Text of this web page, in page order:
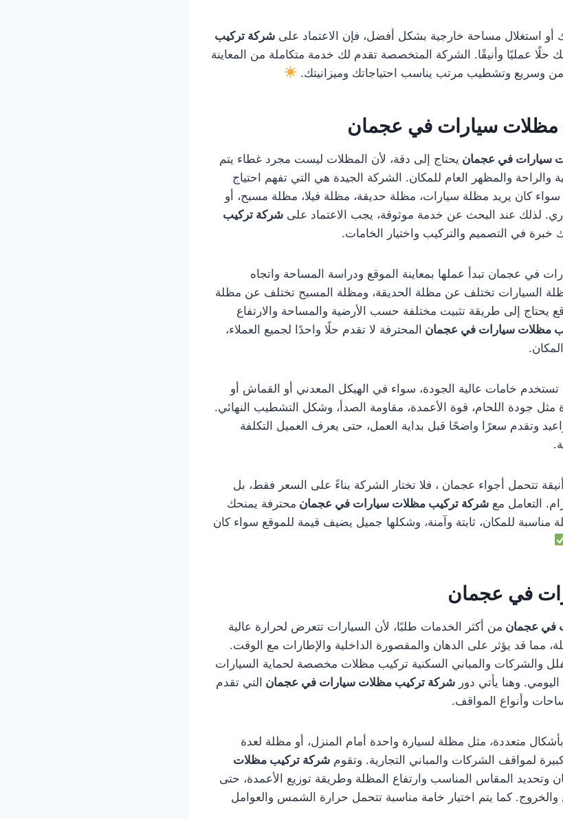
استغلال مساحة خارجية بشكل أفضل، فإن الاعتماد على شركة تركيب
حلًا عمليًا وأنيقًا. الشركة المتخصصة تقدم لك خدمة متكاملة من المعاينة
آمن وسريع وتشطيب مرتب يناسب احتياجاتك وميزانيتك.
سيارات في عجمان
سيارات في عجمان يحتاج إلى دقة، لأن المظلات ليست مجرد غطاء يتم
والراحة والمظهر العام للمكان. الشركة الجيدة هي التي تفهم احتياج
كان يريد مظلة سيارات، مظلة حديقة، مظلة فيلا، مظلة مسبح، أو
لذلك عند البحث عن خدمة موثوقة، يجب الاعتماد على شركة تركيب
خبرة في التصميم والتركيب واختيار الخامات.
في عجمان تبدأ عملها بمعاينة الموقع ودراسة المساحة واتجاه
السيارات تختلف عن مظلة الحديقة، ومظلة المسبح تختلف عن مظلة
يحتاج إلى طريقة تثبيت مختلفة حسب الأرضية والمساحة والارتفاع
مظلات سيارات في عجمان المحترفة لا تقدم حلًا واحدًا لجميع العملاء،
تستخدم خامات عالية الجودة، سواء في الهيكل المعدني أو القماش أو
مثل جودة اللحام، قوة الأعمدة، مقاومة الصدأ، وشكل التشطيب النهائي.
وتقدم سعرًا واضحًا قبل بداية العمل، حتى يعرف العميل التكلفة
تتحمل أجواء عجمان ، فلا تختار الشركة بناءً على السعر فقط، بل
التعامل مع شركة تركيب مظلات سيارات في عجمان محترفة يمنحك
للمكان، ثابتة وآمنة، وشكلها جميل يضيف قيمة للموقع سواء كان
في عجمان
في عجمان من أكثر الخدمات طلبًا، لأن السيارات تتعرض لحرارة عالية
قد يؤثر على الدهان والمقصورة الداخلية والإطارات مع الوقت.
والشركات والمباني السكنية تركيب مظلات مخصصة لحماية السيارات
وهنا يأتي دور شركة تركيب مظلات سيارات في عجمان التي تقدم
وأنواع المواقف.
متعددة، مثل مظلة لسيارة واحدة أمام المنزل، أو مظلة لعدة
لمواقف الشركات والمباني التجارية. وتقوم شركة تركيب مظلات
وتحديد المقاس المناسب وارتفاع المظلة وطريقة توزيع الأعمدة، حتى
والخروج. كما يتم اختيار خامة مناسبة تتحمل حرارة الشمس والعوامل